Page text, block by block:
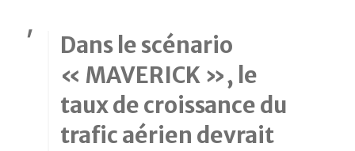
Dans le scénario
« MAVERICK », le
taux de croissance du
trafic aérien devrait